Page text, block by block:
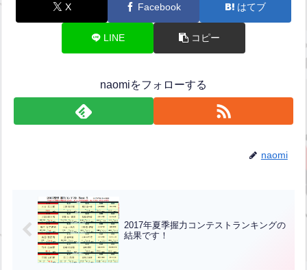
X Facebook はてブ
LINE コピー
naomiをフォローする
naomi
2017年夏季握力コンテストランキングの
結果です！